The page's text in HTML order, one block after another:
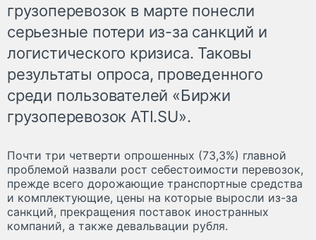
грузоперевозок в марте понесли
серьезные потери из-за санкций и
логистического кризиса. Таковы
результаты опроса, проведенного
среди пользователей «Биржи
грузоперевозок ATI.SU».
Почти три четверти опрошенных (73,3%) главной
проблемой назвали рост себестоимости перевозок,
прежде всего дорожающие транспортные средства
и комплектующие, цены на которые выросли из-за
санкций, прекращения поставок иностранных
компаний, а также девальвации рубля.